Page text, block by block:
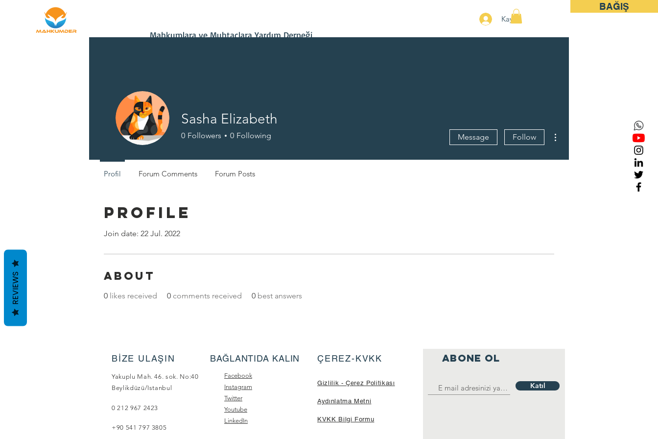
BAĞIŞ
Kayıt
Mahkumlara ve Muhtaçlara Yardım Derneği
Profile
Join date: 22 Jul. 2022
About
0 likes received 0 comments received 0 best answers
Sasha Elizabeth
0 Followers 0 Following Message Follow
Profil Forum Comments Forum Posts
BİZE ULAŞIN
Yakuplu Mah. 46. sok. No:40
Beylikdüzü/Istanbul
0 212 967 2423
+90 541 797 3805
BAĞLANTIDA KALIN
Facebook
Instagram
Twitter
Youtube
LinkedIn
ABONE OL
Katıl
ÇEREZ-KVKK
Gizlilik - Çerez Politikası
Aydınlatma Metni
KVKK Bilgi Formu
REVIEWS